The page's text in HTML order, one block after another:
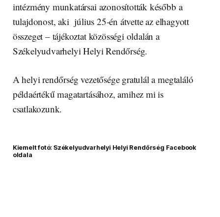
intézmény munkatársai azonosították később a
tulajdonost, aki július 25-én átvette az elhagyott
összeget – tájékoztat közösségi oldalán a
Székelyudvarhelyi Helyi Rendőrség.
A helyi rendőrség vezetősége gratulál a megtaláló
példaértékű magatartásához, amihez mi is
csatlakozunk.
Kiemelt fotó: Székelyudvarhelyi Helyi Rendőrség Facebook
oldala